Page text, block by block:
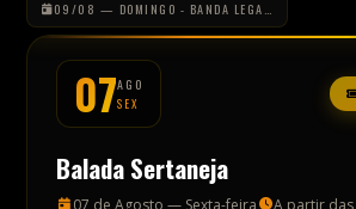
🏆 Lista de Sorteados
O sorteio será realizado em 07/